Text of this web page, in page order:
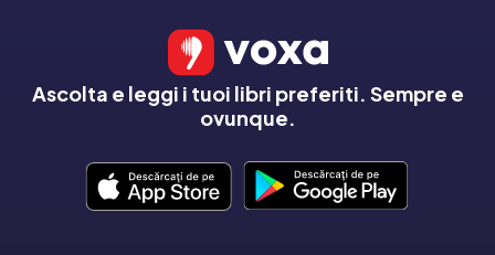
Ascolta e leggi i tuoi libri preferiti. Sempre e
ovunque.